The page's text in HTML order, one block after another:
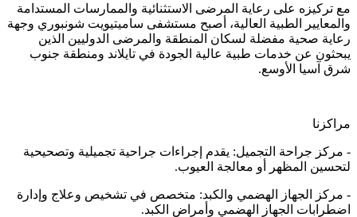
مع تركيزه على رعاية المرضى الاستثنائية والممارسات المستدامة
والمعايير الطبية العالية، أصبح مستشفى ساميتيويت شونبوري وجهة
رعاية صحية مفضلة لسكان المنطقة والمرضى الدوليين الذين
يبحثون عن خدمات طبية عالية الجودة في تايلاند ومنطقة جنوب
شرق آسيا الأوسع.
مراكزنا
- مركز جراحة التجميل: يقدم إجراءات جراحية تجميلية وتصحيحية
لتحسين المظهر أو معالجة العيوب.
- مركز الجهاز الهضمي والكبد: متخصص في تشخيص وعلاج وإدارة
اضطرابات الجهاز الهضمي وأمراض الكبد.